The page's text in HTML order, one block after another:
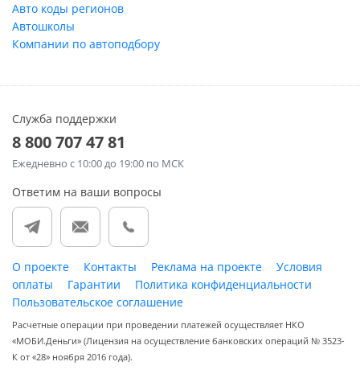
Авто коды регионов
Автошколы
Компании по автоподбору
Служба поддержки
8 800 707 47 81
Ежедневно с 10:00 до 19:00 по МСК
Ответим на ваши вопросы
О проекте Контакты Реклама на проекте
Условия
оплаты
Гарантии
Политика конфиденциальности
Пользовательское соглашение
Расчетные операции при проведении платежей осуществляет НКО
«МОБИ.Деньги» (Лицензия на осуществление банковских операций № 3523-
К от «28» ноября 2016 года).